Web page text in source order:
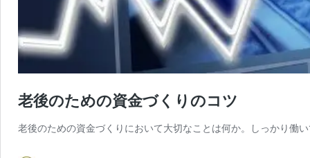
老後のための資金づくりのコツ
老後のための資金づくりにおいて大切なことは何か。しっかり働